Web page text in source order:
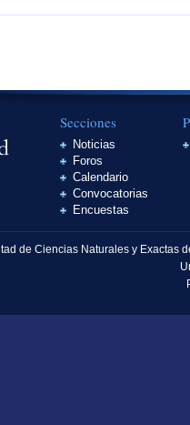
Secciones
Noticias
Foros
Calendario
Convocatorias
Encuestas
de Ciencias Naturales y